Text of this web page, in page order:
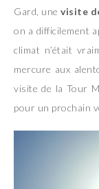
Gard, unevisite
on a difficilement
climat n’était
mercure aux
visite de la Tour
pour un prochain